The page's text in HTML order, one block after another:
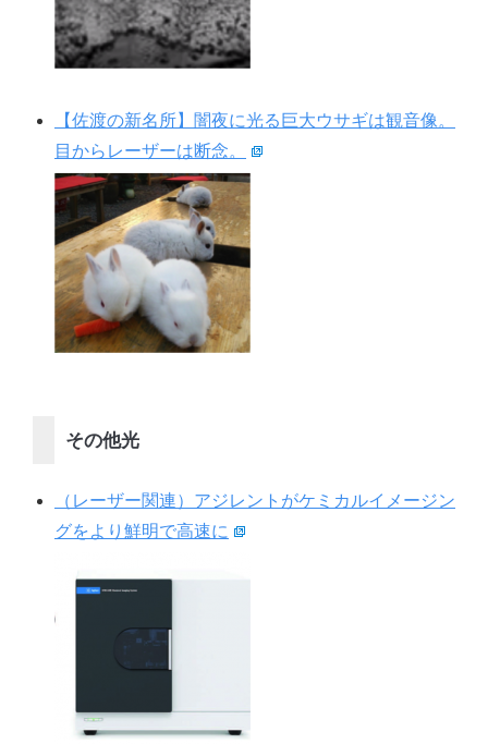
【佐渡の新名所】闇夜に光る巨大ウサギは観音像。
目からレーザーは断念。
その他光
（レーザー関連）アジレントがケミカルイメージン
グをより鮮明で高速に